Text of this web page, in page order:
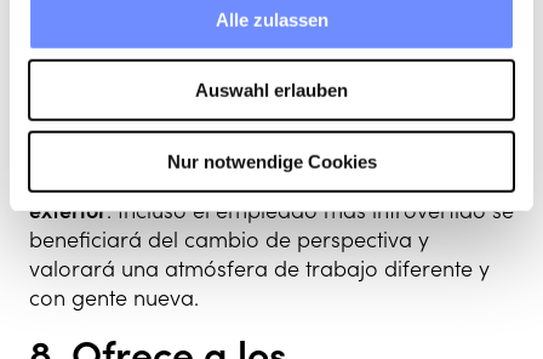
Alle zulassen
Auswahl erlauben
Nur notwendige Cookies
7. Sé creativo con el
espacio de trabajo
Ya sea un espacio de trabajo conjunto, una
cafetería o una biblioteca local, el primer paso
para combatir los sentimientos de aislamiento es
dejar atrás la oficina diaria y
exterior. Incluso el empleado más introvertido se
beneficiará del cambio de perspectiva y
valorará una atmósfera de trabajo diferente y
con gente nueva.